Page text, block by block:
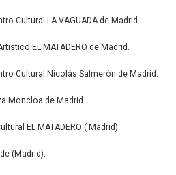
Cultural LA VAGUADA de Madrid.
EL MATADERO de Madrid.
Cultural Nicolás Salmerón de Madrid.
Moncloa de Madrid.
EL MATADERO ( Madrid).
(Madrid).